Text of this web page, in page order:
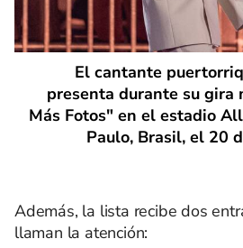
El cantante
presenta durante su
Más Fotos" en el estadio
Paulo, Brasil, el 20
Además, la lista recibe dos
llaman la atención: